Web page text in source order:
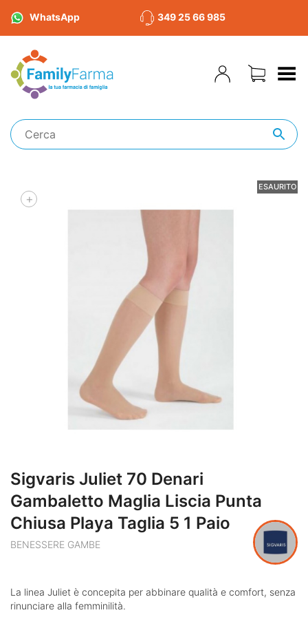
WhatsApp 349 25 66 985
Toggle Menu
ESAURITO
+
Sigvaris Juliet 70 Denari
Gambaletto Maglia Liscia Punta
Chiusa Playa Taglia 5 1 Paio
BENESSERE GAMBE
La linea Juliet è concepita per abbinare qualità e comfort, senza
rinunciare alla femminilità.